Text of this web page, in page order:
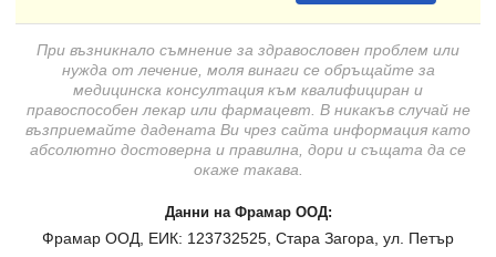
При възникнало съмнение за здравословен проблем или
нужда от лечение, моля винаги се обръщайте за
медицинска консултация към квалифициран и
правоспособен лекар или фармацевт. В никакъв случай не
възприемайте дадената Ви чрез сайта информация като
абсолютно достоверна и правилна, дори и същата да се
окаже такава.
Данни на Фрамар ООД:
Фрамар ООД, ЕИК: 123732525, Стара Загора, ул. Петър